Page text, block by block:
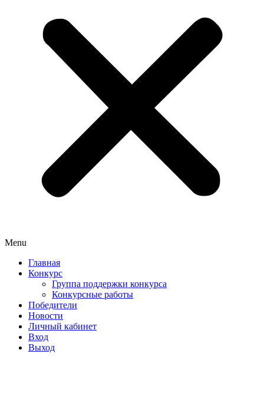
Menu
Главная
Конкурс
Группа поддержки конкурса
Конкурсные работы
Победители
Новости
Личный кабинет
Вход
Выход